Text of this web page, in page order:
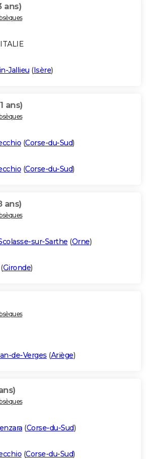
ans)
Jallieu (Isère)
ans)
(Corse-du-Sud)
(Corse-du-Sud)
ans)
sur-Sarthe (Orne)
Gironde)
de-Verges (Ariège)
(Corse-du-Sud)
(Corse-du-Sud)